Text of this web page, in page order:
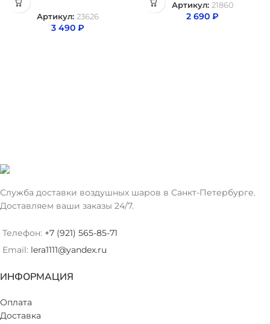
Артикул: 23626
3 490 ₽
Артикул: 21860
2 690 ₽
Служба доставки воздушных шаров в Санкт-Петербурге.
Доставляем ваши заказы 24/7.
Телефон: +7 (921) 565-85-71
Email: lera1111@yandex.ru
ИНФОРМАЦИЯ
Оплата
Доставка